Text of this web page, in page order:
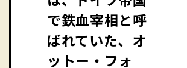
で鉄血宰相と呼
ばれていた、オ
ットー・フォ